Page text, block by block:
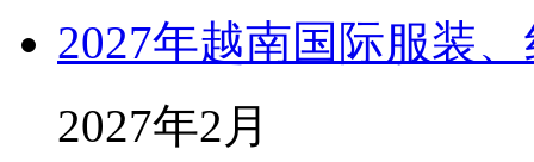
2027年越南国际服装
2027年2月